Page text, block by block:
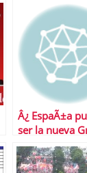
Â¿ EspaÃ±a
ser la nueva